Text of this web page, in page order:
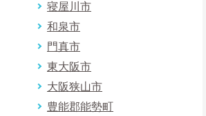
寝屋川市
和泉市
門真市
東大阪市
大阪狭山市
豊能郡能勢町